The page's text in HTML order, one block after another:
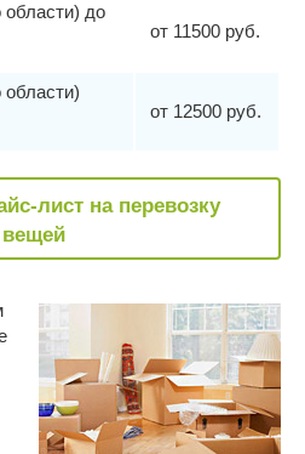
до
от 11500 руб.
от 12500 руб.
лист на перевозку
вещей